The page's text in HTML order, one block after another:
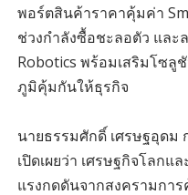
พอร์ตสินค้าราคาคุ้มค่า
ช่วงกำลังซื้อชะลอตัว และ
Robotics พร้อมเสริมโซลู
ภูมิคุ้มกันให้ธุรกิจ
นายธรรมศักดิ์ เศรษฐอุดม
เปิดเผยว่า เศรษฐกิจโลกแ
แรงกดดันจากสงครามกา